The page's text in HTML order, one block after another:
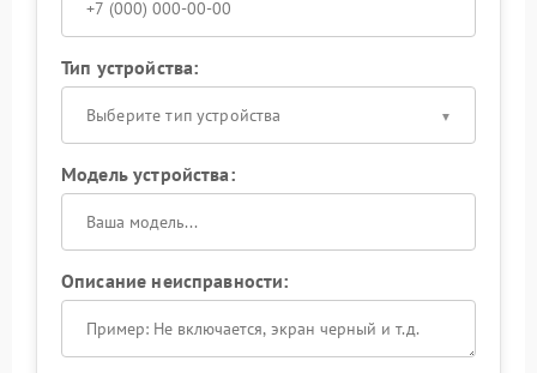
Тип устройства:
Выберите тип устройства
Модель устройства:
Описание неисправности: